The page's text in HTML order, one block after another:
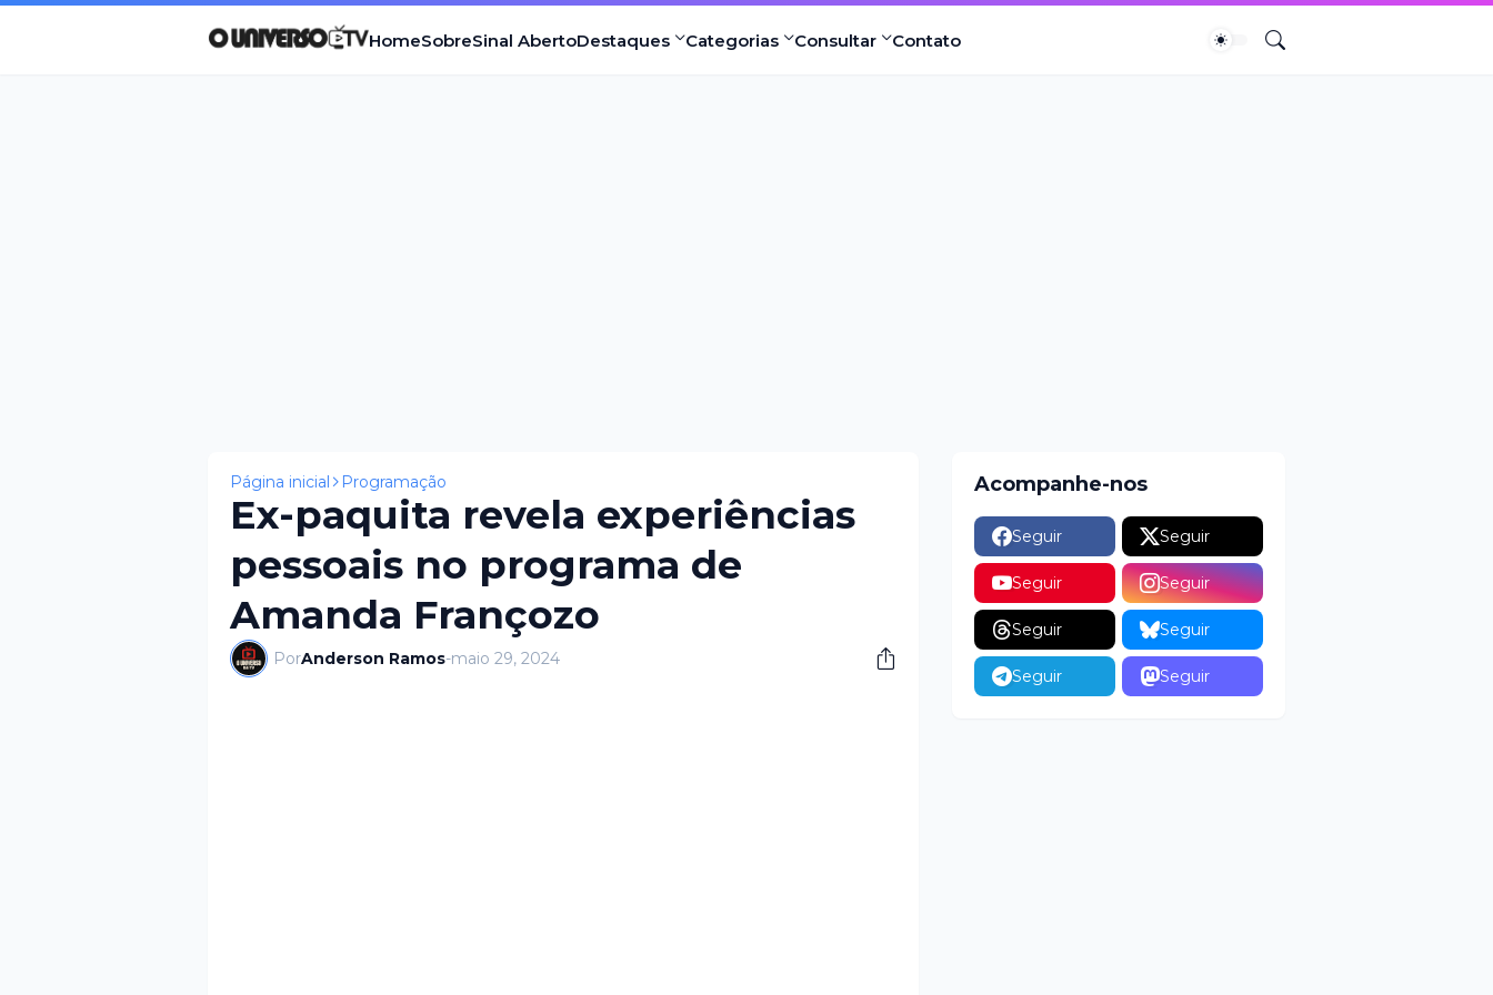
HomeSobreSinal AbertoDestaques Categorias Consultar Contato
Página inicial Programação
Ex-paquita revela experiências
pessoais no programa de
Amanda Françozo
PorAnderson Ramos-maio 29, 2024
Acompanhe-nos
Seguir Seguir
Seguir Seguir
Seguir Seguir
Seguir Seguir